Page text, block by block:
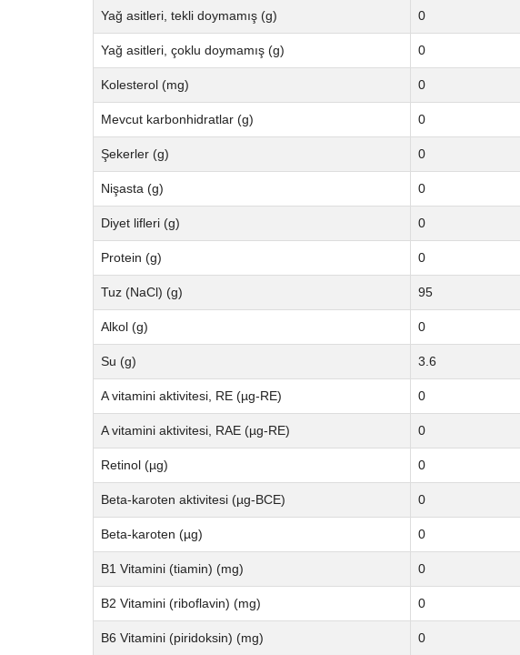
Yağ asitleri, tekli doymamış (g) 0
Yağ asitleri, çoklu doymamış (g) 0
Kolesterol (mg) 0
Mevcut karbonhidratlar (g) 0
Şekerler (g) 0
Nişasta (g) 0
Diyet lifleri (g) 0
Protein (g) 0
Tuz (NaCl) (g) 95
Alkol (g) 0
Su (g) 3.6
A vitamini aktivitesi, RE (µg-RE) 0
A vitamini aktivitesi, RAE (µg-RE) 0
Retinol (µg) 0
Beta-karoten aktivitesi (µg-BCE) 0
Beta-karoten (µg) 0
B1 Vitamini (tiamin) (mg) 0
B2 Vitamini (riboflavin) (mg) 0
B6 Vitamini (piridoksin) (mg) 0